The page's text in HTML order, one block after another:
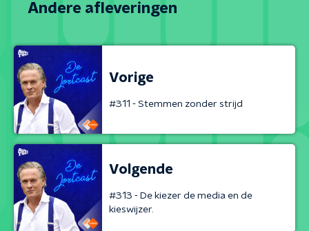
Andere afleveringen
Vorige
#311 - Stemmen zonder strijd
Volgende
#313 - De kiezer de media en de
kieswijzer.